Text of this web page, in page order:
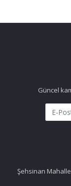
Güncel
Şehsinan